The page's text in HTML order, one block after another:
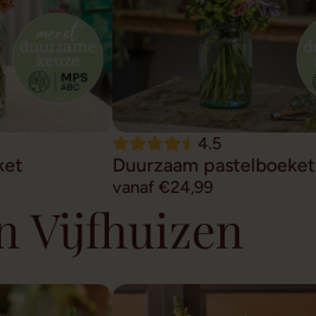
4.5
Duurzaam pastelboeket
vanaf €24,99
Vijfhuizen